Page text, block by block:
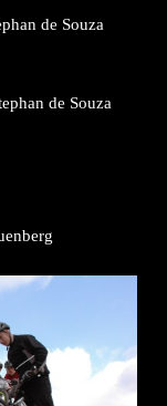
de Souza